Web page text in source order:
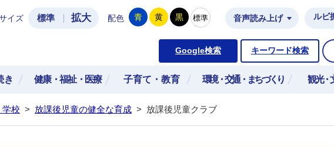
土浦市公式ホームページ
イズ 標準 拡大 配色 青 黄 黒 標準 音声読み上げ ルビ
Google検索 キーワード検索
き 健康・福祉・医療 子育て・教育 環境・交通・まちづくり 観光・
学校 > 放課後児童の健全な育成 > 放課後児童クラブ